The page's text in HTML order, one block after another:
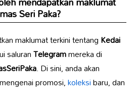
Seri Paka?
maklumat terkini tentangKedai
saluranTelegrammereka di
. Di sini, anda akan
promosi,koleksibaru, dan